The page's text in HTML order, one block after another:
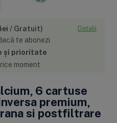
/ Gratuit) Detalii
te abonezi
și prioritate
moment
6 cartuse
premium,
si postfiltrare